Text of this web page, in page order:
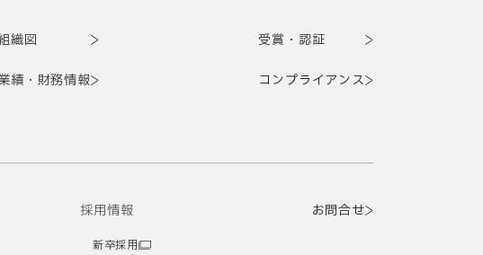
織図
績・財務情報
受賞・認証
コンプライアンス
採用情報
新卒採用
お問合せ